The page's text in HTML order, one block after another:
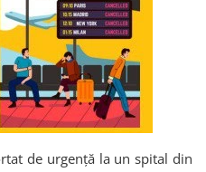
de urgență la un spital din